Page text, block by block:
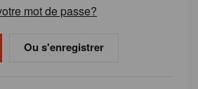
mot de passe?
Ou s'enregistrer